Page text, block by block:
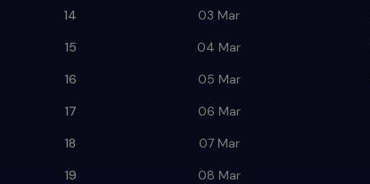
14
03 Mar
15
04 Mar
16
05 Mar
17
06 Mar
18
07 Mar
19
08 Mar